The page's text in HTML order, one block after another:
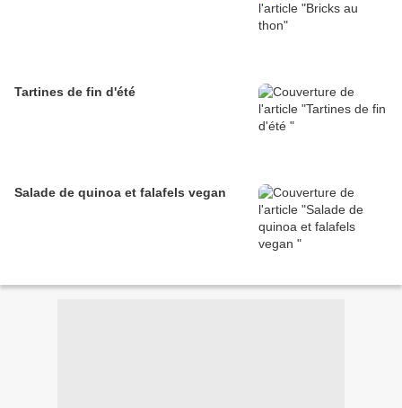
Tartines de fin d'été
Salade de quinoa et falafels vegan